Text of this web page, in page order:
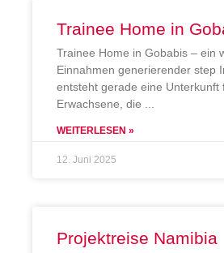
Trainee Home in
Trainee Home in Gobabis – ein
Einnahmen generierender step
entsteht gerade eine Unterkunft
Erwachsene, die
WEITERLESEN »
12. Juni 2025
Projektreise Namibia